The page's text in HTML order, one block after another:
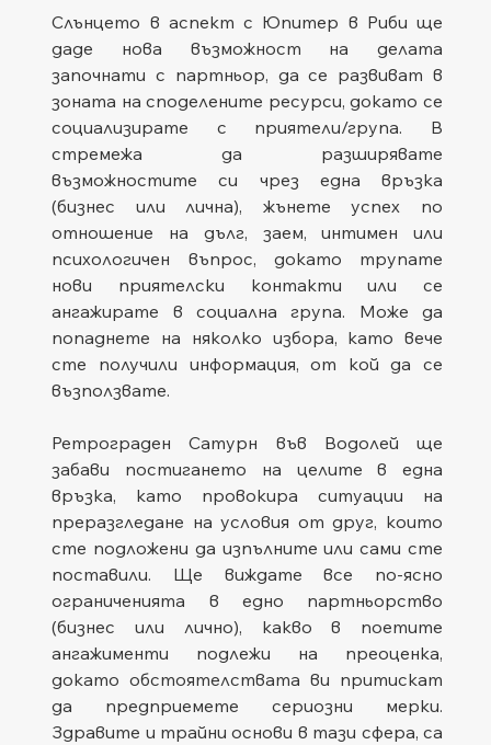
Слънцето в аспект с Юпитер в Риби ще
даде нова възможност на делата
започнати с партньор, да се развиват в
зоната на споделените ресурси, докато се
социализирате с приятели/група. В
стремежа да разширявате
възможностите си чрез една връзка
(бизнес или лична), жънете успех по
отношение на дълг, заем, интимен или
психологичен въпрос, докато трупате
нови приятелски контакти или се
ангажирате в социална група. Може да
попаднете на няколко избора, като вече
сте получили информация, от кой да се
възползвате.
Ретрограден Сатурн във Водолей ще
забави постигането на целите в една
връзка, като провокира ситуации на
преразгледане на условия от друг, които
сте подложени да изпълните или сами сте
поставили. Ще виждате все по-ясно
ограниченията в едно партньорство
(бизнес или лично), какво в поетите
ангажименти подлежи на преоценка,
докато обстоятелствата ви притискат
да предприемете сериозни мерки.
Здравите и трайни основи в тази сфера, са